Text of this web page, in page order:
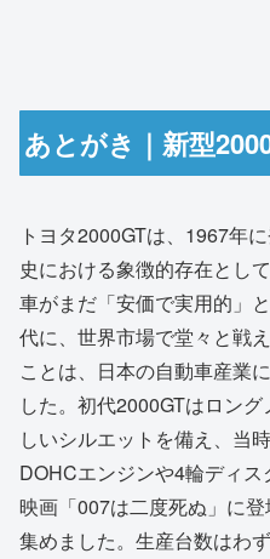
あとがき｜新型
トヨタ2000GTは、1967年
史における象徴的存在とし
車がまだ「安価で実用的」
代に、世界市場で堂々と戦
ことは、日本の自動車産業
した。初代2000GTはロン
しいシルエットを備え、当
DOHCエンジンや4輪ディ
映画「007は二度死ぬ」に
集めました。生産台数はわ